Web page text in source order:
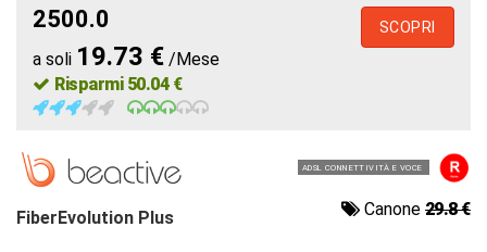
2500.0
a soli 19.73 € /Mese
Risparmi 50.04 €
SCOPRI
ADSL CONNETTIVITÀ E VOCE
FiberEvolution Plus Canone 29.8 €